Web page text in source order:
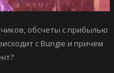
обсчеты с прибылью
с Bungie и причем